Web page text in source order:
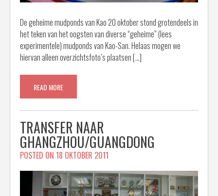
De geheime mudponds van Kao 20 oktober stond grotendeels in
het teken van het oogsten van diverse “geheime” (lees
experimentele) mudponds van Kao-San. Helaas mogen we
hiervan alleen overzichtsfoto’s plaatsen […]
READ MORE
TRANSFER NAAR
GHANGZHOU/GUANGDONG
POSTED ON 18 OKTOBER 2011